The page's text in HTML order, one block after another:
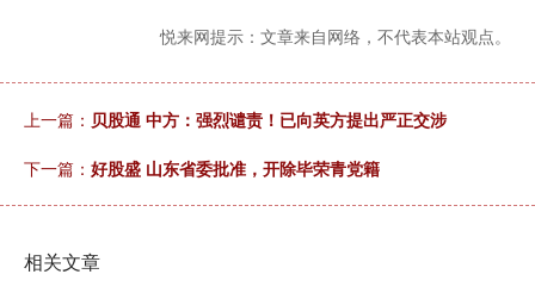
悦来网提示：文章来自网络，不代表本站观点。
上一篇： 贝股通 中方：强烈谴责！已向英方提出严正交涉
下一篇： 好股盛 山东省委批准，开除毕荣青党籍
相关文章